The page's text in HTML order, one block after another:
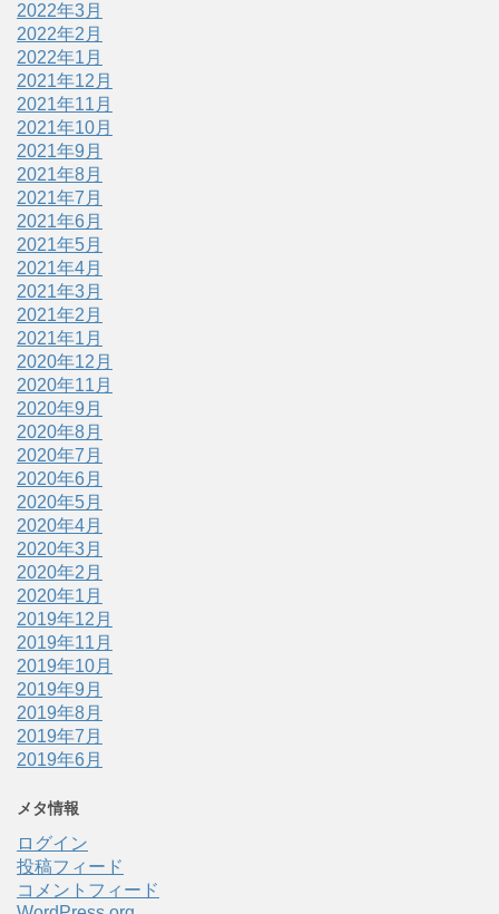
2022年3月
2022年2月
2022年1月
2021年12月
2021年11月
2021年10月
2021年9月
2021年8月
2021年7月
2021年6月
2021年5月
2021年4月
2021年3月
2021年2月
2021年1月
2020年12月
2020年11月
2020年9月
2020年8月
2020年7月
2020年6月
2020年5月
2020年4月
2020年3月
2020年2月
2020年1月
2019年12月
2019年11月
2019年10月
2019年9月
2019年8月
2019年7月
2019年6月
メタ情報
ログイン
投稿フィード
コメントフィード